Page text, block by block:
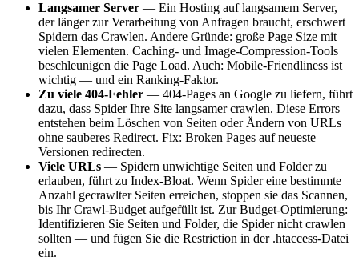
Langsamer Server — Ein Hosting auf langsamem Server,
der länger zur Verarbeitung von Anfragen braucht, erschwert
Spidern das Crawlen. Andere Gründe: große Page Size mit
vielen Elementen. Caching- und Image-Compression-Tools
beschleunigen die Page Load. Auch: Mobile-Friendliness ist
wichtig — und ein Ranking-Faktor.
Zu viele 404-Fehler — 404-Pages an Google zu liefern, führt
dazu, dass Spider Ihre Site langsamer crawlen. Diese Errors
entstehen beim Löschen von Seiten oder Ändern von URLs
ohne sauberes Redirect. Fix: Broken Pages auf neueste
Versionen redirecten.
Viele URLs — Spidern unwichtige Seiten und Folder zu
erlauben, führt zu Index-Bloat. Wenn Spider eine bestimmte
Anzahl gecrawlter Seiten erreichen, stoppen sie das Scannen,
bis Ihr Crawl-Budget aufgefüllt ist. Zur Budget-Optimierung:
Identifizieren Sie Seiten und Folder, die Spider nicht crawlen
sollten — und fügen Sie die Restriction in der .htaccess-Datei
ein.